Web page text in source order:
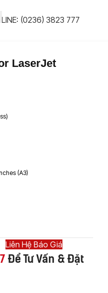
(0236) 3823 777
LaserJet
(A3)
Liên Hệ Báo Giá
Để Tư Vấn & Đặt